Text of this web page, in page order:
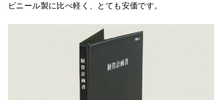
ビニール製に比べ軽く、とても安価です。